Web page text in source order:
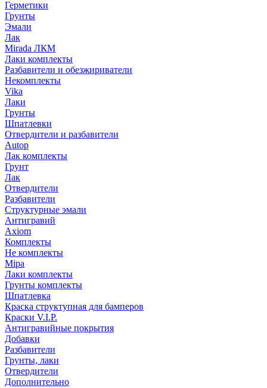
Герметики
Грунты
Эмали
Лак
Mirada ЛКМ
Лаки комплекты
Разбавители и обезжириватели
Некомплекты
Vika
Лаки
Грунты
Шпатлевки
Отвердители и разбавители
Autop
Лак комплекты
Грунт
Лак
Отвердители
Разбавители
Структурные эмали
Антигравий
Axiom
Комплекты
Не комплекты
Mipa
Лаки комплекты
Грунты комплекты
Шпатлевка
Краска структупная для бамперов
Краски V.I.P.
Антигравийные покрытия
Добавки
Разбавители
Грунты, лаки
Отвердители
Дополнительно